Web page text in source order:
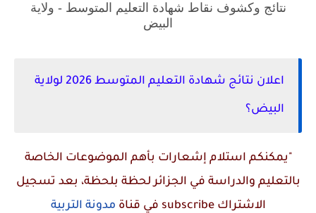
نتائج وكشوف نقاط شهادة التعليم المتوسط - ولاية
البيض
اعلان نتائج شهادة التعليم المتوسط 2026 لولاية
البيض؟
"يمكنكم استلام إشعارات بأهم الموضوعات الخاصة
بالتعليم والدراسة في الجزائر لحظة بلحظة، بعد تسجيل
الاشتراكsubscribe في قناة مدونة التربية